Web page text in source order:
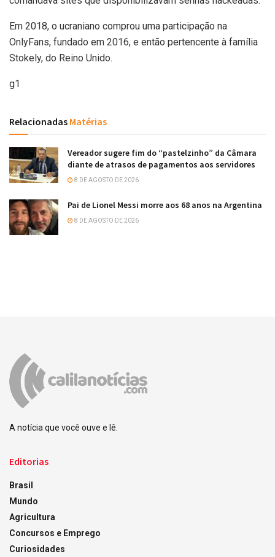
Em 2018, o ucraniano comprou uma participação na
OnlyFans, fundado em 2016, e então pertencente à família
Stokely, do Reino Unido.
g1
Relacionadas Matérias
Vereador sugere fim do “pastelzinho” da Câmara
diante de atrasos de pagamentos aos servidores
8 DE AGOSTO DE 2026
Pai de Lionel Messi morre aos 68 anos na Argentina
8 DE AGOSTO DE 2026
A notícia que você ouve e lê.
Editorias
Brasil
Mundo
Agricultura
Concursos e Emprego
Curiosidades